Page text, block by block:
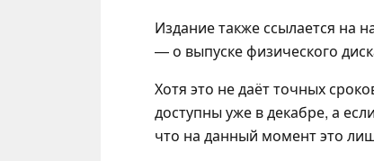
Издание также ссылается на
— о выпуске физического
Хотя это не даёт точных
доступны уже в декабре, а
что на данный момент это